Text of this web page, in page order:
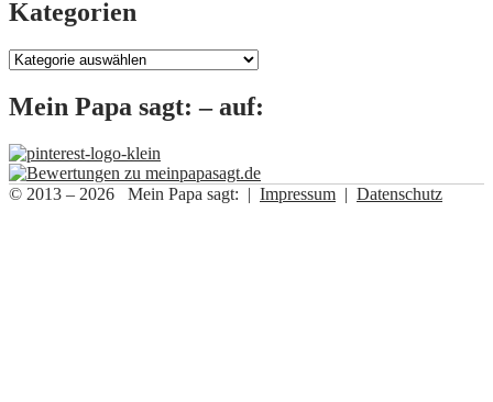
Kategorien
Kategorien
Mein Papa sagt: – auf:
© 2013 – 2026 Mein Papa sagt: | Impressum | Datenschutz